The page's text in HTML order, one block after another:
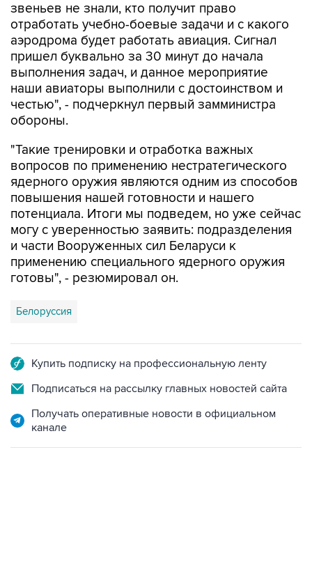
звеньев не знали, кто получит право
отработать учебно-боевые задачи и с какого
аэродрома будет работать авиация. Сигнал
пришел буквально за 30 минут до начала
выполнения задач, и данное мероприятие
наши авиаторы выполнили с достоинством и
честью", - подчеркнул первый замминистра
обороны.
"Такие тренировки и отработка важных
вопросов по применению нестратегического
ядерного оружия являются одним из способов
повышения нашей готовности и нашего
потенциала. Итоги мы подведем, но уже сейчас
могу с уверенностью заявить: подразделения
и части Вооруженных сил Беларуси к
применению специального ядерного оружия
готовы", - резюмировал он.
Белоруссия
Купить подписку на профессиональную ленту
Подписаться на рассылку главных новостей сайта
Получать оперативные новости в официальном
канале